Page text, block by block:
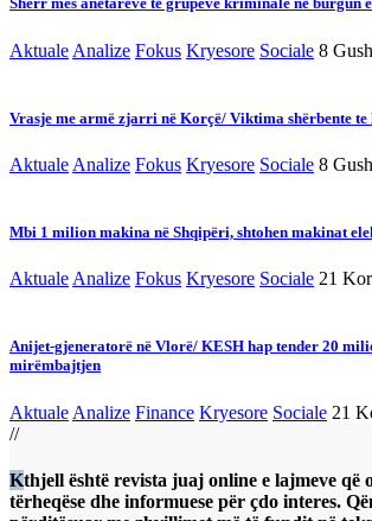
Aktuale Analize Fokus Kryesore Sociale 8
Vrasje me armë zjarri në Korçë/ Viktima shërbente
Aktuale Analize Fokus Kryesore Sociale 8
Mbi 1 milion makina në Shqipëri, shtohen makinat
Aktuale Analize Fokus Kryesore Sociale 21
Anijet-gjeneratorë në Vlorë/ KESH hap tender 20
mirëmbajtjen
Aktuale Analize Finance Kryesore Sociale 21
//
Kthjell është revista juaj online e lajmeve që ofron përmbajtje
tërheqëse dhe informuese për çdo interes.